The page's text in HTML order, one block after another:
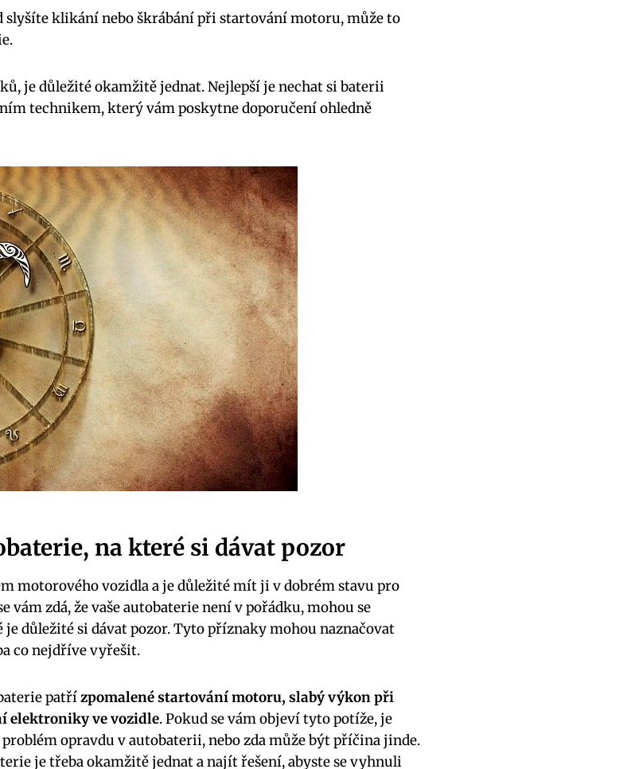
slyšíte klikání nebo ⁣škrábání při startování motoru, může to​
je důležité okamžitě jednat. Nejlepší je⁤ nechat si baterii
technikem, který vám poskytne doporučení ohledně
na které si dávat pozor
motorového vozidla a je důležité mít ji v dobrém ⁣stavu⁣ pro
vám zdá, ​že vaše autobaterie není v pořádku, mohou se
důležité⁣ si‌ dávat ‍pozor. Tyto⁣ příznaky mohou naznačovat
co ‌nejdříve vyřešit.
patřízpomalené⁢ startování motoru, slabý výkon při
elektroniky ve vozidle. Pokud se vám​ objeví tyto potíže, je‌
⁤opravdu v autobaterii, nebo zda může být⁣ příčina jinde.
je třeba okamžitě jednat a najít řešení, abyste se vyhnuli